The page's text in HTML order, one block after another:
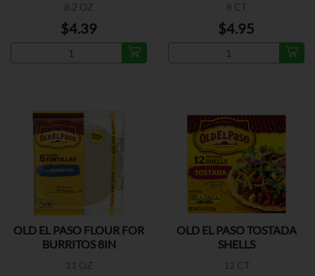
8.2 OZ
$4.39
8 CT
$4.95
OLD EL PASO FLOUR FOR
BURRITOS 8IN
11 OZ
OLD EL PASO TOSTADA
SHELLS
12 CT